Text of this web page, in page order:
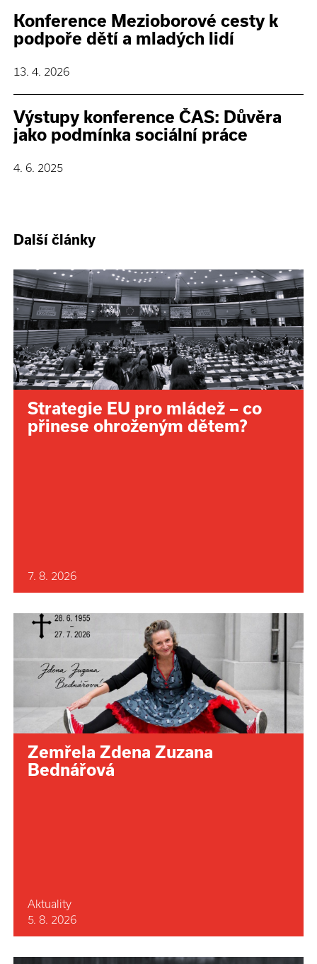
Konference Mezioborové cesty k
podpoře dětí a mladých lidí
13. 4. 2026
Výstupy konference ČAS: Důvěra
jako podmínka sociální práce
4. 6. 2025
Další články
Strategie EU pro mládež – co
přinese ohroženým dětem?
7. 8. 2026
Zemřela Zdena Zuzana
Bednářová
Aktuality
5. 8. 2026